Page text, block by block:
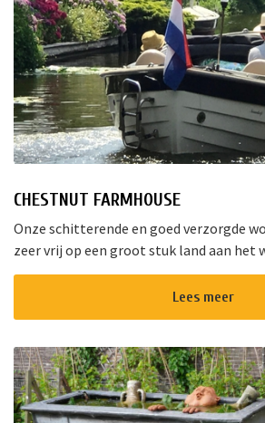
CHESTNUT FARMHOUSE
Onze schitterende en goed verzorgde
zeer vrij op een groot stuk land aan het
dorpje Aarlanderveen vlak bij de
Lees meer